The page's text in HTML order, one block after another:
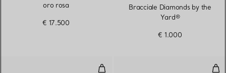
oro rosa
€ 17.500
Bracciale Diamonds by the
Yard®
€ 1.000
Bracciale